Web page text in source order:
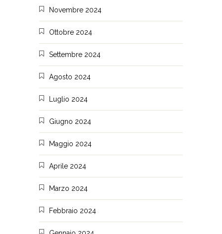
Novembre 2024
Ottobre 2024
Settembre 2024
Agosto 2024
Luglio 2024
Giugno 2024
Maggio 2024
Aprile 2024
Marzo 2024
Febbraio 2024